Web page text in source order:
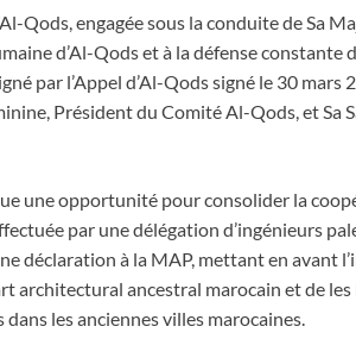
Qods, engagée sous la conduite de Sa
d’Al-Qods et à la défense constante
par l’Appel d’Al-Qods signé le 30 mars
Président du Comité Al-Qods, et Sa
une opportunité pour consolider la
par une délégation d’ingénieurs
déclaration à la MAP, mettant en avant
architectural ancestral marocain et de
les anciennes villes marocaines.